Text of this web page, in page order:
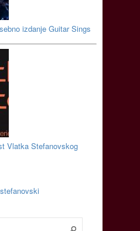
izdanje Guitar Sings
Vlatka Stefanovskog